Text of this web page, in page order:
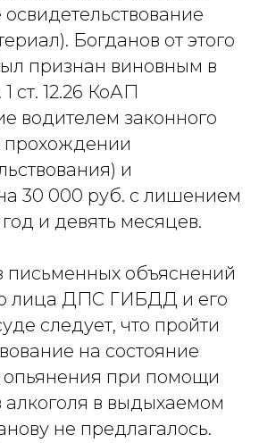
Богданов от этого
признан виновным в
ст. 12.26 КоАП
водителем законного
прохождении
и
30 000 руб. с лишением
и девять месяцев.
объяснений
лица ДПС ГИБДД и его
следует, что пройти
на состояние
опьянения при помощи
в выдыхаемом
не предлагалось.